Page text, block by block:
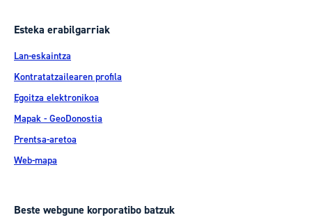
Esteka erabilgarriak
Lan-eskaintza
Kontratatzailearen profila
Egoitza elektronikoa
Mapak - GeoDonostia
Prentsa-aretoa
Web-mapa
Beste webgune korporatibo batzuk